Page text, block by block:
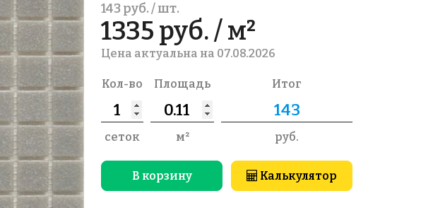
143 руб. / шт.
1335 руб. / м²
Цена актуальна на 07.08.2026
Кол-во
сеток
Площадь
м²
Итог
руб.
В корзину Калькулятор